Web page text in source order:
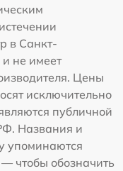
в Санкт-
и не имеет
Цены
исключительно
публичной
Названия и
упоминаются
чтобы обозначить